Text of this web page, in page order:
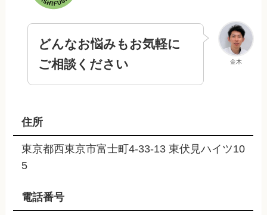
金木
どんなお悩みもお気軽に
ご相談ください
住所
東京都西東京市富士町4-33-13 東伏見ハイツ10
5
電話番号